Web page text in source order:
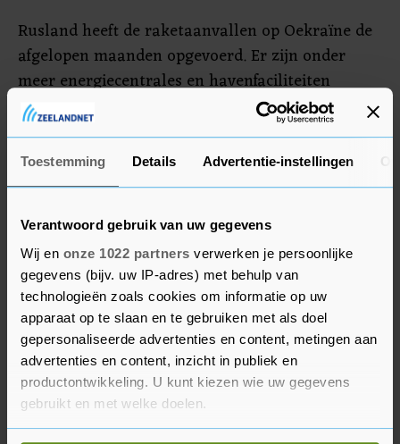
Toestemming Details Advertentie-instellingen
Verantwoord gebruik van uw gegevens
Wij en onze 1022 partners verwerken je persoonlijke
gegevens (bijv. uw IP-adres) met behulp van
technologieën zoals cookies om informatie op uw
apparaat op te slaan en te gebruiken met als doel
gepersonaliseerde advertenties en content, metingen aan
advertenties en content, inzicht in publiek en
productontwikkeling. U kunt kiezen wie uw gegevens
gebruikt en met welke doelen.
Rusland heeft de raketaanvallen op Oekraïne de
afgelopen maanden opgevoerd. Er zijn onder
meer energiecentrales en havenfaciliteiten
bestookt. Oekraïne vraagt buitenlandse
bondgenoten regelmatig om meer
luchtafweersystemen om Russische
luchtaanvallen te kunnen afslaan.